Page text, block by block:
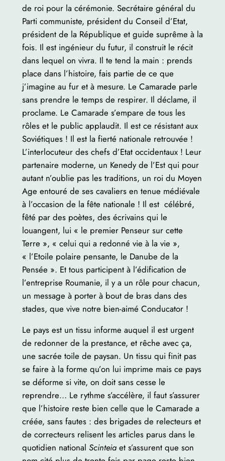
de roi pour la cérémonie. Secrétaire général du
Parti communiste, président du Conseil d’Etat,
président de la République et guide suprême à la
fois. Il est ingénieur du futur, il construit le récit
dans lequel on vivra. Il te tend la main : prends
place dans l’histoire, fais partie de ce que
j’imagine au fur et à mesure. Le Camarade parle
sans prendre le temps de respirer. Il déclame, il
proclame. Le Camarade s’empare de tous les
rôles et le public applaudit. Il est ce résistant aux
Soviétiques ! Il est la fierté nationale retrouvée !
L’interlocuteur des chefs d’Etat occidentaux ! Leur
partenaire moderne, un Kenedy de l’Est qui pour
autant n’oublie pas les traditions, un roi du Moyen
Age entouré de ses cavaliers en tenue médiévale
à l’occasion de la fête nationale ! Il est célébré,
fêté par des poètes, des écrivains qui le
louangent, lui « le premier Penseur sur cette
Terre », « celui qui a redonné vie à la vie »,
« l’Etoile polaire pensante, le Danube de la
Pensée ». Et tous participent à l’édification de
l’entreprise Roumanie, il y a un rôle pour chacun,
un message à porter à bout de bras dans des
stades, que vive notre bien-aimé Conducator !
Le pays est un tissu informe auquel il est urgent
de redonner de la prestance, et rêche avec ça,
une sacrée toile de paysan. Un tissu qui finit pas
se faire à la forme qu’on lui imprime mais ce pays
se déforme si vite, on doit sans cesse le
reprendre… Le rythme s’accélère, il faut s’assurer
que l’histoire reste bien celle que le Camarade a
créée, sans fautes : des brigades de relecteurs et
de correcteurs relisent les articles parus dans le
quotidien national Scinteiaet s’assurent que son